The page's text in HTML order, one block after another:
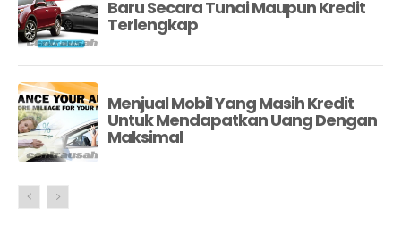
Baru Secara Tunai Maupun Kredit
Terlengkap
Menjual Mobil Yang Masih Kredit
Untuk Mendapatkan Uang Dengan
Maksimal